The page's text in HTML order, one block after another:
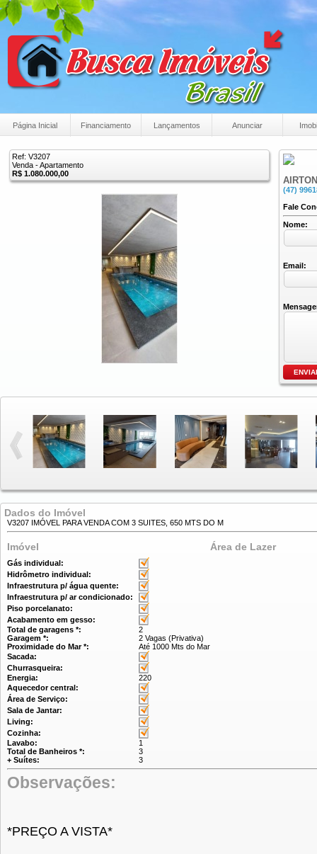
Página Inicial Financiamento Lançamentos Anunciar
Ref: V3207
Venda - Apartamento
R$ 1.080.000,00
(47)
Fale
Nome:
Email:
Dados do Imóvel
V3207 IMÓVEL PARA VENDA COM 3 SUITES, 650 MTS DO M
Imóvel Área de Lazer
Gás individual:
Hidrômetro individual:
Infraestrutura p/ água quente:
Infraestrutura p/ ar condicionado:
Piso porcelanato:
Acabamento em gesso:
Total de garagens *:
2
Garagem *:
2 Vagas (Privativa)
Proximidade do Mar *:
Até 1000 Mts do Mar
Sacada:
Churrasqueira:
Energia:
220
Aquecedor central:
Área de Serviço:
Sala de Jantar:
Living:
Cozinha:
Lavabo:
1
Total de Banheiros *:
3
+ Suítes:
3
Observações:
*PREÇO A VISTA*